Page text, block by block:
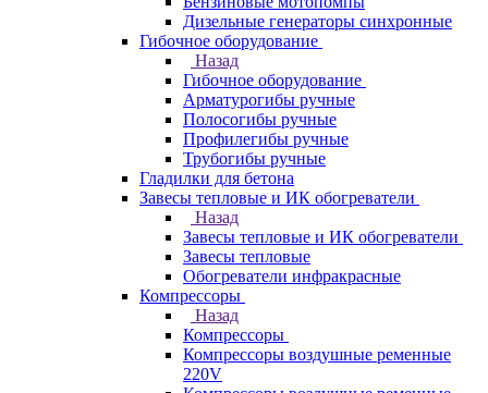
Дизельные генераторы синхронные
Гибочное оборудование
Назад
Гибочное оборудование
Арматурогибы ручные
Полосогибы ручные
Профилегибы ручные
Трубогибы ручные
Гладилки для бетона
Завесы тепловые и ИК обогреватели
Назад
Завесы тепловые и ИК обогреватели
Завесы тепловые
Обогреватели инфракрасные
Компрессоры
Назад
Компрессоры
Компрессоры воздушные ременные
220V